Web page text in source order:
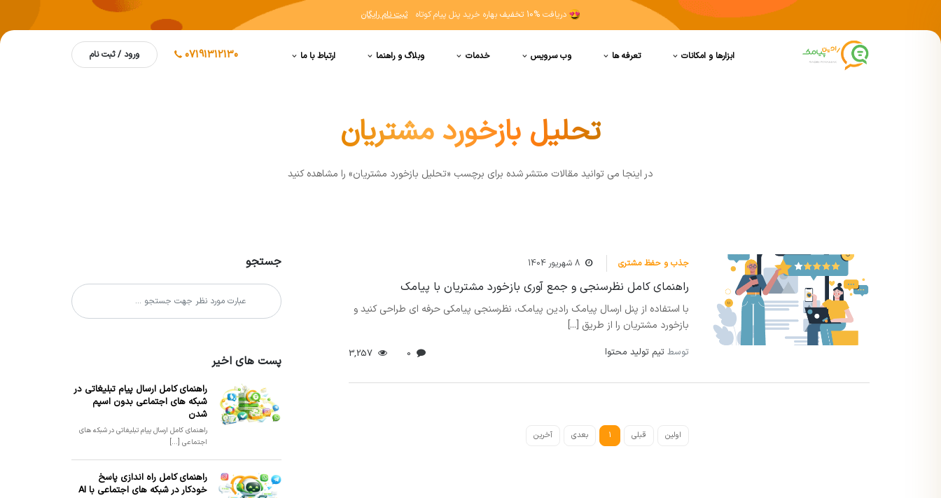
دریافت 10% تخفیف بهاره خرید پنل پیام کوتاه ثبت نام رایگان
ابزارها و امکانات تعرفه ها وب سرویس خدمات وبلاگ و راهنما ارتباط با ما 07191312130 ورود / ثبت نام
تحلیل بازخورد مشتریان
در اينجا مي توانيد مقالات منتشر شده برای برچسب «تحلیل بازخورد مشتریان» را مشاهده کنيد
جذب و حفظ مشتری 8 شهریور 1404
راهنمای کامل نظرسنجی و جمع آوری بازخورد مشتریان با پیامک
با استفاده از پنل ارسال پیامک رادین پیامک، نظرسنجی پیامکی حرفه ای طراحی کنید و
بازخورد مشتریان را از طریق [...]
توسطتیم تولید محتوا
اولین قبلی 1 بعدی آخرین
جستجو
پست های اخیر
راهنمای کامل ارسال پیام تبلیغاتی در
شبکه های اجتماعی بدون اسپم
شدن
راهنمای کامل ارسال پیام تبلیغاتی در شبکه های
اجتماعی [...]
راهنمای کامل راه اندازی پاسخ
خودکار در شبکه های اجتماعی با AI